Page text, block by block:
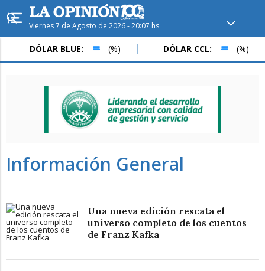
Viernes 7 de Agosto de 2026 - 20:07 hs
Hoy enRafaela ver clima
Mín / Máx
Humedad
Presión
Sáb Dom
BLUE: (%) DÓLAR CCL: (%)
Información General
Una nueva edición rescata el
universo completo de los cuentos
de Franz Kafka